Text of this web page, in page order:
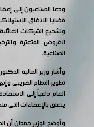
ودعا الصناعيون إلى
قضايا الانفاق
وتشجيع الشركات
القروض المتعثرة
الصناعية.
وأشار وزير المالية
تطوير النظام الضريبي
العام داعياً إلى
يتعلق بالإعفاءات التي
وأوضح الوزير حمدان أن